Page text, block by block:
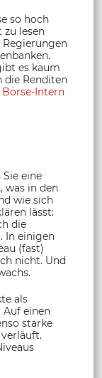
so hoch
zu lesen
es kaum
Renditen
Börse-Intern
eine
was in den
wie sich
lässt:
die
In einigen
(fast)
nicht. Und
als
einen
starke